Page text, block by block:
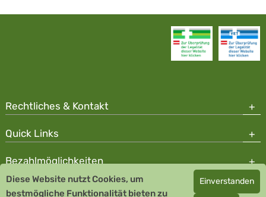
Rechtliches & Kontakt
Quick Links
Bezahlmöglichkeiten
Copyright © 2026 Team Santé Salvator Apotheke - GDP zertifiziert
Diese Website nutzt Cookies, um
bestmögliche Funktionalität bieten zu
Einverstanden